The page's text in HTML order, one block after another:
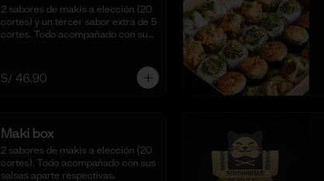
2 sabores de makis a elección (20
cortes) y un tercer sabor extra de 5
cortes. Todo acompañado con sus
S/ 46.90
Maki box
2 sabores de makis a elección (20
cortes). Todo acompañado con sus
salsas aparte respectivas.